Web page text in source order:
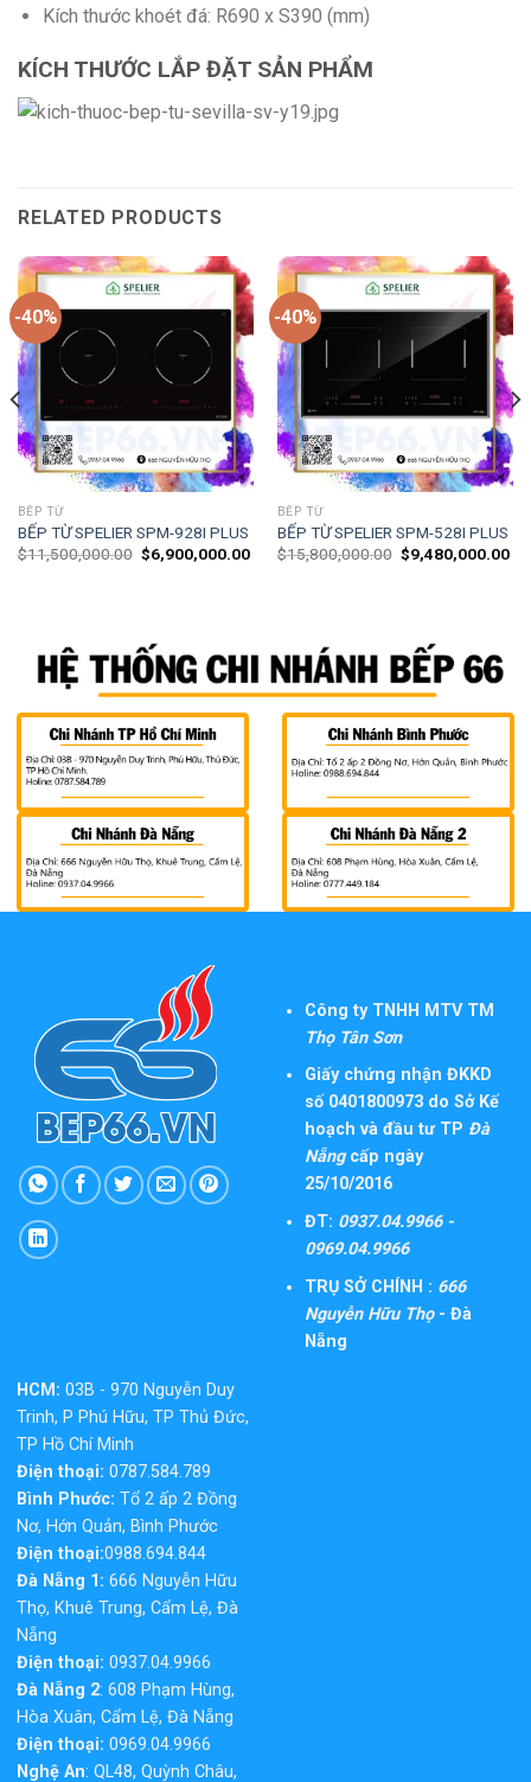
Kích thước khoét đá: R690 x S390 (mm)
KÍCH THƯỚC LẮP ĐẶT SẢN PHẨM
RELATED PRODUCTS
-40%
BẾP TỪ
BẾP TỪ SPELIER SPM-928I PLUS
$11,500,000.00 $6,900,000.00
-40%
BẾP TỪ
BẾP TỪ SPELIER SPM-528I PLUS
$15,800,000.00 $9,480,000.00
Công ty TNHH MTV TM
Thọ Tân Sơn
Giấy chứng nhận ĐKKD
số 0401800973 do Sở Kế
hoạch và đầu tư TP Đà
Nẵngcấp ngày
25/10/2016
ĐT: 0937.04.9966 -
0969.04.9966
TRỤ SỞ CHÍNH : 666
Nguyễn Hữu Thọ- Đà
Nẵng
HCM: 03B - 970 Nguyễn Duy
Trinh, P Phú Hữu, TP Thủ Đức,
TP Hồ Chí Minh
Điện thoại: 0787.584.789
Bình Phước: Tổ 2 ấp 2 Đồng
Nơ, Hớn Quản, Bình Phước
Điện thoại:0988.694.844
Đà Nẵng 1: 666 Nguyễn Hữu
Thọ, Khuê Trung, Cẩm Lệ, Đà
Nẵng
Điện thoại: 0937.04.9966
Đà Nẵng 2: 608 Phạm Hùng,
Hòa Xuân, Cẩm Lệ, Đà Nẵng
Điện thoại: 0969.04.9966
Nghệ An: QL48, Quỳnh Châu,